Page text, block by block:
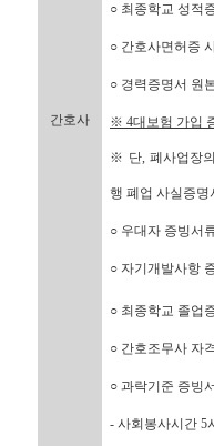
간호사
○ 최종학교 성적
○ 간호사면허증
○ 경력증명서 원
※ 4대보험 가입
※ 단, 폐사업장
행 폐업 사실증명
○ 우대자 증빙서
○ 자기개발사항
○ 최종학교 졸업
○ 간호조무사 자
○ 과락기준 증빙
- 사회봉사시간 5